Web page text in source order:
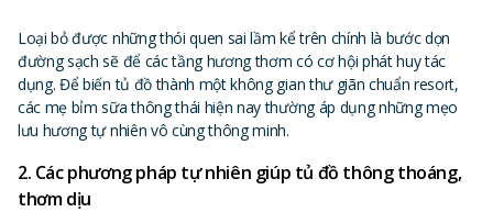
Loại bỏ được những thói quen sai lầm kể trên chính là bước dọn
đường sạch sẽ để các tầng hương thơm có cơ hội phát huy tác
dụng. Để biến tủ đồ thành một không gian thư giãn chuẩn resort,
các mẹ bỉm sữa thông thái hiện nay thường áp dụng những mẹo
lưu hương tự nhiên vô cùng thông minh.
2. Các phương pháp tự nhiên giúp tủ đồ thông thoáng,
thơm dịu